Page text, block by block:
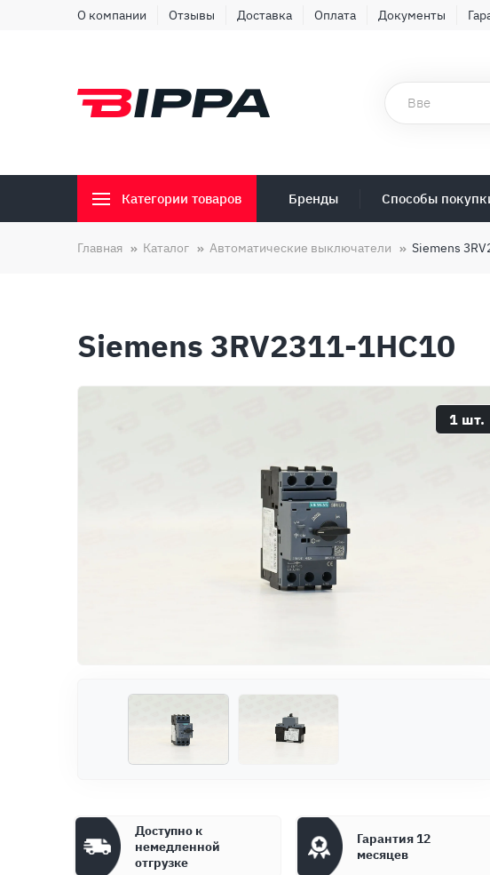
О компании Отзывы Доставка Оплата Документы
Категории товаров Бренды Способы
Главная Каталог Автоматические выключатели Siemens
Siemens 3RV2311-1HC10
1 шт.
Доступно к
немедленной
отгрузке
Гарантия 12
месяцев